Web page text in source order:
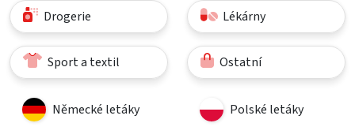
Drogerie Lékárny
Sport a textil Ostatní
Německé letáky Polské letáky